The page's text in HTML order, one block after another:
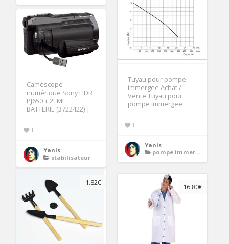
Tuyau pour pompe
immergee Achat /
Vente Tuyau pour
pompe immergee
1
Yanis
pompe immergee automatique
Caméscope
numérique Sony HDR
PJ650 + 2EME
BATTERIE (3722422) |
1
Yanis
stabilisateur
1.82€
16.80€